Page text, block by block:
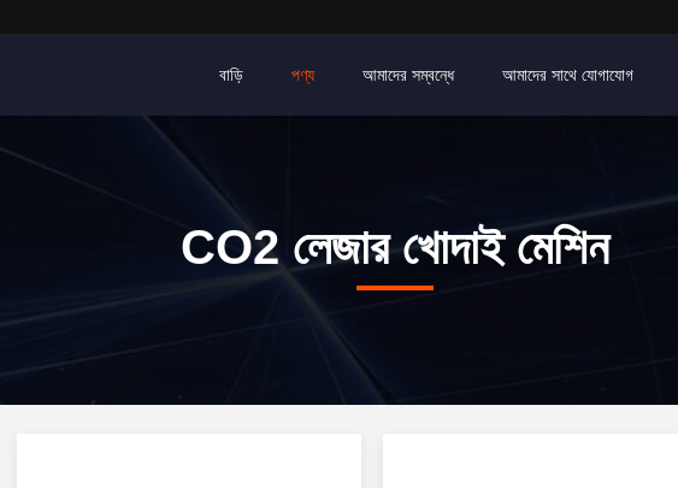
বাড়ি পণ্য আমাদের সম্বন্ধে আমাদের সাথে যোগাযোগ
CO2 লেজার খোদাই মেশিন